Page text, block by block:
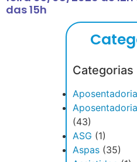
das 15h
Categorias
Aposentadoria
(43)
ASG (1)
Aspas (35)